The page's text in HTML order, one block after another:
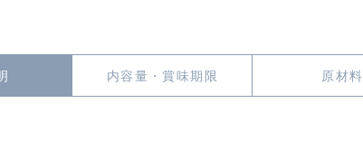
内容量・賞味期限 原材料